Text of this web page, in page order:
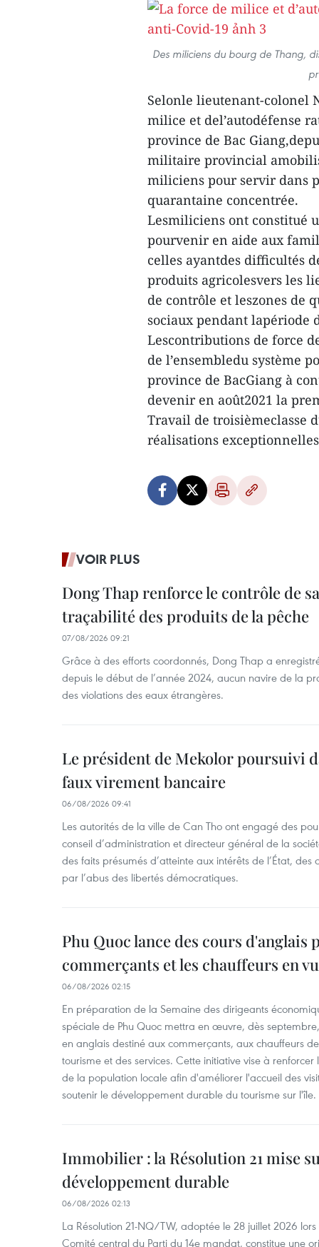
Des miliciens du bourg de Thang,
Selonle lieutenant-colonel
milice et del’autodéfense
province de Bac
militaire provincial
miliciens pour servir dans
quarantaine concentrée.
Lesmiliciens ont constitué
pourvenir en aide aux
celles ayantdes difficultés
produits agricolesvers les
de contrôle et leszones de
sociaux pendant lapériode
Lescontributions de force
de l’ensembledu système
province de BacGiang à
devenir en août2021 la
Travail de troisièmeclasse
réalisations
VOIR PLUS
Dong Thap renforce le contrôle de
traçabilité des produits de la pêche
07/08/2026 09:21
Grâce à des efforts coordonnés, Dong Thap a
depuis le début de l’année 2024, aucun navire de la
des violations des eaux étrangères.
Le président de Mekolor poursuivi
faux virement bancaire
06/08/2026 09:41
Les autorités de la ville de Can Tho ont engagé des
conseil d’administration et directeur général de la
des faits présumés d’atteinte aux intérêts de l’État,
par l’abus des libertés démocratiques.
Phu Quoc lance des cours d'anglais
commerçants et les chauffeurs en
06/08/2026 02:15
En préparation de la Semaine des dirigeants
spéciale de Phu Quoc mettra en œuvre, dès
en anglais destiné aux commerçants, aux chauffeurs
tourisme et des services. Cette initiative vise à
de la population locale afin d'améliorer l'accueil des
soutenir le développement durable du tourisme sur l'île.
Immobilier : la Résolution 21 mise
développement durable
06/08/2026 02:13
La Résolution 21-NQ/TW, adoptée le 28 juillet 2026
Comité central du Parti du 14e mandat, constitue une